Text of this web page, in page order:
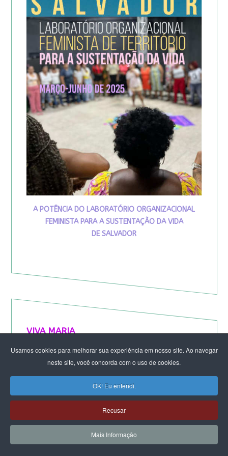
Usamos cookies para melhorar sua experiência em nosso site. Ao navegar
neste site, você concorda com o uso de cookies.
OK! Eu entendi.
Recusar
Mais Informação
A POTÊNCIA DO LABORATÓRIO ORGANIZACIONAL
FEMINISTA PARA A SUSTENTAÇÃO DA VIDA
DE SALVADOR
VIVA MARIA